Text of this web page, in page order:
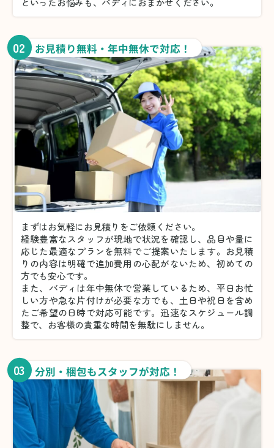
02 お見積り無料・年中無休で対応！
まずはお気軽にお見積りをご依頼ください。
経験豊富なスタッフが現地で状況を確認し、品目や量に
応じた最適なプランを無料でご提案いたします。お見積
りの内容は明確で追加費用の心配がないため、初めての
方でも安心です。
また、バディは年中無休で営業しているため、平日お忙
しい方や急な片付けが必要な方でも、土日や祝日を含め
たご希望の日時で対応可能です。迅速なスケジュール調
整で、お客様の貴重な時間を無駄にしません。
03 分別・梱包もスタッフが対応！